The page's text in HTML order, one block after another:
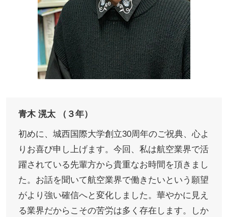
青木 滉太 （３年）
初めに、城西国際大学創立30周年のご祝典、心よ
りお喜び申し上げます。今回、私は航空業界で活
躍されている先輩方から貴重なお時間を頂きまし
た。お話を聞いて航空業界で働きたいという願望
がより強い確信へと変化しました。華やかに見え
る業界だからこその苦労は多く存在します。しか